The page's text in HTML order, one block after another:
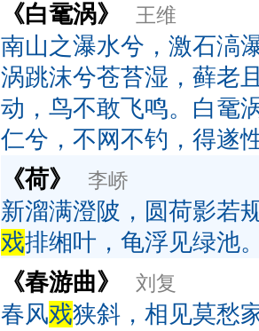
《白鼋涡》
王维
南山之瀑水兮，激石滈
涡跳沫兮苍苔湿，藓老
动，鸟不敢飞鸣。白鼋
仁兮，不网不钓，得遂
《荷》
李峤
新溜满澄陂，圆荷影若
戏排缃叶，龟浮见绿池
《春游曲》
刘复
春风戏狭斜，相见莫愁